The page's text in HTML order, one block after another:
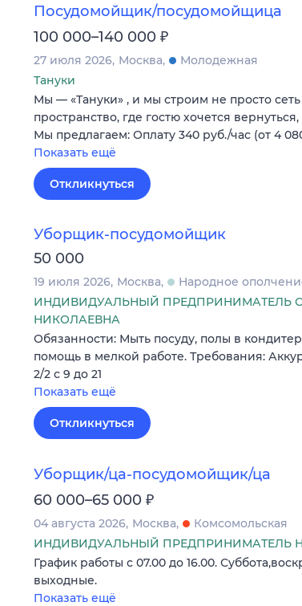
Посудомойщик/посудомойщица
100 000–140 000 ₽
27 июля 2026 Москва
Молодежная
Тануки
Мы — «Тануки» , и мы строим не просто
пространство, где гостю хочется
Мы предлагаем: Оплату 340 руб./час (от 4
Показать ещё
Откликнуться
Уборщик-посудомойщик
50 000
19 июля 2026 Москва
Народное
ИНДИВИДУАЛЬНЫЙ ПРЕДПРИНИМАТЕЛЬ
НИКОЛАЕВНА
Обязанности: Мыть посуду, полы в
помощь в мелкой работе. Требования:
2/2 с 9 до 21
Показать ещё
Откликнуться
Уборщик/ца-посудомойщик/ца
60 000–65 000 ₽
04 августа 2026 Москва
Комсомольская
ИНДИВИДУАЛЬНЫЙ ПРЕДПРИНИМАТЕЛЬ
График работы с 07.00 до 16.00.
выходные.
Показать ещё